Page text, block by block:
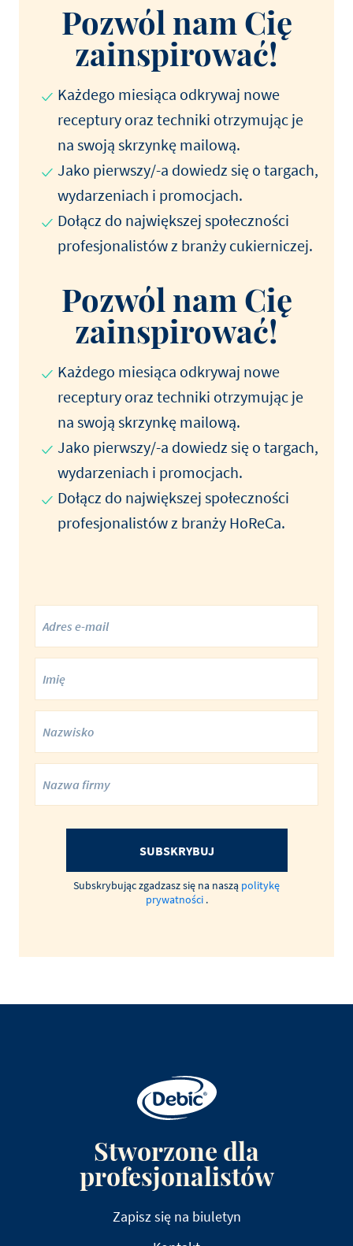
Pozwól nam Cię
zainspirować!
Każdego miesiąca odkrywaj nowe
receptury oraz techniki otrzymując je
na swoją skrzynkę mailową.
Jako pierwszy/-a dowiedz się o targach,
wydarzeniach i promocjach.
Dołącz do największej społeczności
profesjonalistów z branży cukierniczej.
Pozwól nam Cię
zainspirować!
Każdego miesiąca odkrywaj nowe
receptury oraz techniki otrzymując je
na swoją skrzynkę mailową.
Jako pierwszy/-a dowiedz się o targach,
wydarzeniach i promocjach.
Dołącz do największej społeczności
profesjonalistów z branży HoReCa.
SUBSKRYBUJ
Subskrybując zgadzasz się na naszą politykę
prywatności .
Stworzone dla
profesjonalistów
Zapisz się na biuletyn